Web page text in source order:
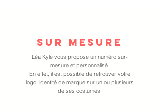
sur mesure
Léa Kyle vous propose un numéro sur-
mesure et personnalisé.
En effet, il est possible de retrouver votre
logo, identité de marque sur un ou plusieurs
de ses costumes.